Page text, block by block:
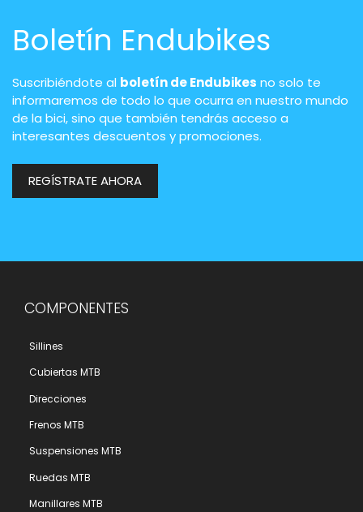
Boletín Endubikes
Suscribiéndote al boletín de Endubikes no solo te
informaremos de todo lo que ocurra en nuestro mundo
de la bici, sino que también tendrás acceso a
interesantes descuentos y promociones.
REGÍSTRATE AHORA
COMPONENTES
Sillines
Cubiertas MTB
Direcciones
Frenos MTB
Suspensiones MTB
Ruedas MTB
Manillares MTB